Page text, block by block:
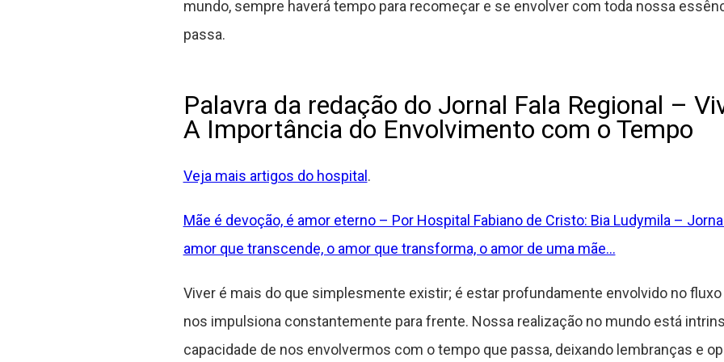
mundo, sempre haverá tempo para recomeçar e se envolver com toda nossa
passa.
Palavra da redação do Jornal Fala Regional –
A Importância do Envolvimento com o Tempo
Veja mais artigos do hospital .
Mãe é devoção, é amor eterno – Por Hospital Fabiano de Cristo: Bia Ludymila –
amor que transcende, o amor que transforma, o amor de uma mãe…
Viver é mais do que simplesmente existir; é estar profundamente envolvido no
nos impulsiona constantemente para frente. Nossa realização no mundo está
capacidade de nos envolvermos com o tempo que passa, deixando lembranças e